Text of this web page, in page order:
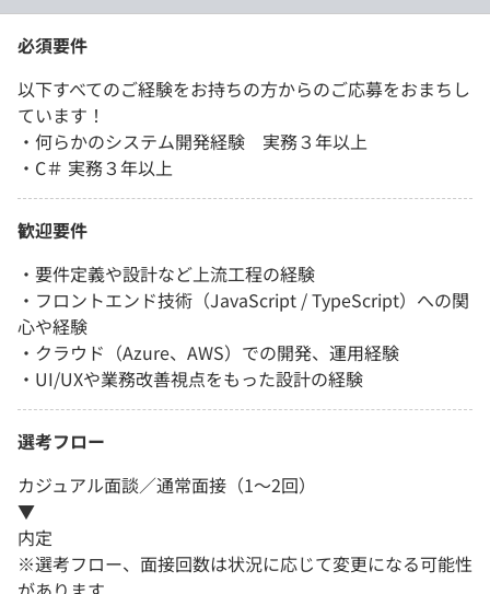
必須要件
以下すべてのご経験をお持ちの方からのご応募をおまちし
ています！
・何らかのシステム開発経験 実務３年以上
・C＃ 実務３年以上
歓迎要件
・要件定義や設計など上流工程の経験
・フロントエンド技術（JavaScript / TypeScript）への関
心や経験
・クラウド（Azure、AWS）での開発、運用経験
・UI/UXや業務改善視点をもった設計の経験
選考フロー
カジュアル面談／通常面接（1～2回）
▼
内定
※選考フロー、面接回数は状況に応じて変更になる可能性